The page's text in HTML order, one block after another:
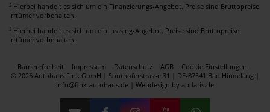
2 Hierbei handelt es sich um ein Finanzierungs-Angebot. Preise sind Bruttopreise.
Irrtümer vorbehalten.
3 Hierbei handelt es sich um ein Leasing-Angebot. Preise sind Bruttopreise.
Irrtümer vorbehalten.
Barrierefreiheit Impressum Datenschutz AGB
Cookie Einstellungen
© 2026 Autohaus Fink GmbH | Sonthoferstrasse 31 | DE-87541 Bad Hindelang |
info@fink-autohaus.de | Webdesign by audaris.de